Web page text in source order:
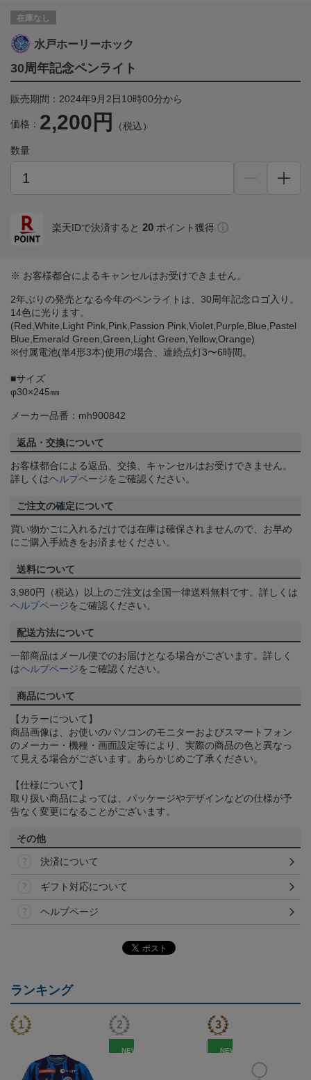
在庫なし
水戸ホーリーホック
30周年記念ペンライト
販売期間：2024年9月2日10時00分から
価格： 2,200円 （税込）
数量
楽天IDで決済すると 20 ポイント獲得
※ お客様都合によるキャンセルはお受けできません。
2年ぶりの発売となる今年のペンライトは、30周年記念ロゴ入り。
14色に光ります。
(Red,White,Light Pink,Pink,Passion Pink,Violet,Purple,Blue,Pastel
Blue,Emerald Green,Green,Light Green,Yellow,Orange)
※付属電池(単4形3本)使用の場合、連続点灯3〜6時間。
■サイズ
φ30×245㎜
メーカー品番：mh900842
返品・交換について
お客様都合による返品、交換、キャンセルはお受けできません。
詳しくはヘルプページをご確認ください。
ご注文の確定について
買い物かごに入れるだけでは在庫は確保されませんので、お早め
にご購入手続きをお済ませください。
送料について
3,980円（税込）以上のご注文は全国一律送料無料です。詳しくは
ヘルプページをご確認ください。
配送方法について
一部商品はメール便でのお届けとなる場合がございます。詳しく
はヘルプページをご確認ください。
商品について
【カラーについて】
商品画像は、お使いのパソコンのモニターおよびスマートフォン
のメーカー・機種・画面設定等により、実際の商品の色と異なっ
て見える場合がございます。あらかじめご了承ください。
【仕様について】
取り扱い商品によっては、パッケージやデザインなどの仕様が予
告なく変更になることがございます。
その他
決済について
ギフト対応について
ヘルプページ
ランキング
NEW NEW